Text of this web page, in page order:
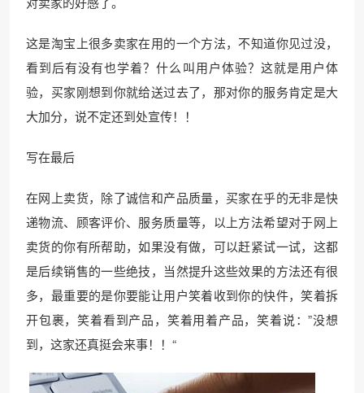
这是淘宝上很多卖家在用的一个方法，不知道你见过没，
看到后有没有也学着？什么叫用户体验？这就是用户体
验，买家刚想到你就给送过去了，那对你的服务肯定是大
大加分，说不定还到处宣传！！
写在最后
在网上卖货，除了诚信和产品质量，买家在乎的无非是快
递物流、顾客评价、服务质量等，以上方法希望对于网上
卖货的你有所帮助，如果没有做，可以赶紧试一试，这都
是后续销售的一些绝技，当然提升这些效果的方法还有很
多，最重要的是你要能让用户笑着收到你的快件，笑着拆
开包裹，笑着看到产品，笑着用着产品，笑着说：”没想
到，这家还真挺会来事！！“